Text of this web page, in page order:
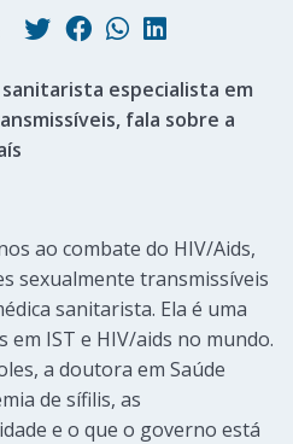
especialista em
fala sobre a
a​o combate do HIV/Aids,
sexualmente transmissíveis​
sanitarista. Ela é uma
IST e HIV/aids no mundo.
a ​d​outora em Saúde
de sífilis, as
e o que o governo está